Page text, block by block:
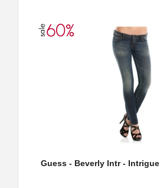
Guess - Beverly Intr - Intrigue